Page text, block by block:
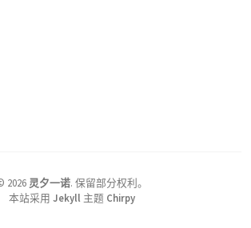
2026 灵夕一诺. 保留部分权利。
本站采用 Jekyll 主题 Chirpy